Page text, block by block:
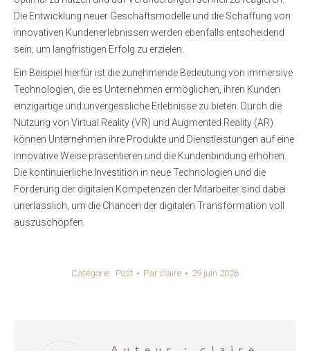
Die Entwicklung neuer Geschäftsmodelle und die Schaffung von
innovativen Kundenerlebnissen werden ebenfalls entscheidend
sein, um langfristigen Erfolg zu erzielen.
Ein Beispiel hierfür ist die zunehmende Bedeutung von immersive
Technologien, die es Unternehmen ermöglichen, ihren Kunden
einzigartige und unvergessliche Erlebnisse zu bieten. Durch die
Nutzung von Virtual Reality (VR) und Augmented Reality (AR)
können Unternehmen ihre Produkte und Dienstleistungen auf eine
innovative Weise präsentieren und die Kundenbindung erhöhen.
Die kontinuierliche Investition in neue Technologien und die
Förderung der digitalen Kompetenzen der Mitarbeiter sind dabei
unerlässlich, um die Chancen der digitalen Transformation voll
auszuschöpfen.
Catégorie : Post Par claire 29 juin 2026